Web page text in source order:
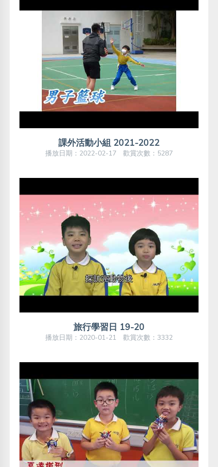
課外活動小組 2021-2022
播放日期：2022-02-17 歡賞次數：5287
旅行學習日 19-20
播放日期：2020-01-21 歡賞次數：3332